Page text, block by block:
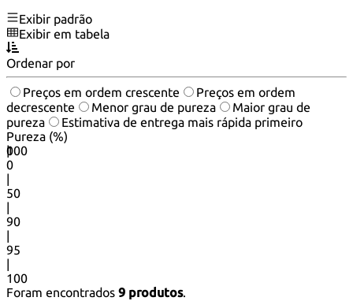
Exibir padrão
Exibir em tabela
Ordenar por
Preços em ordem crescente
Preços em ordem
decrescente
Menor grau de pureza
Maior grau de
pureza
Estimativa de entrega mais rápida primeiro
Pureza (%)
0
100
|
0
|
50
|
90
|
95
|
100
Foram encontrados 9 produtos.